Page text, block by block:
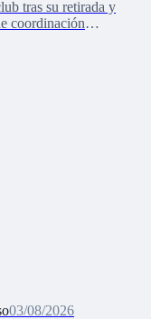
tras su retirada y
coordinación
03/08/2026